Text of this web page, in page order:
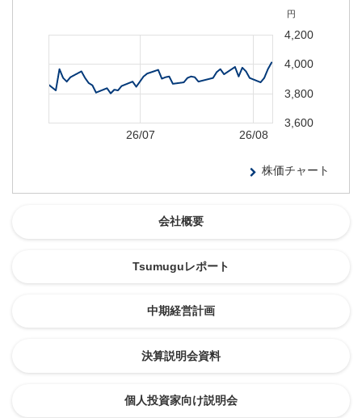
会社概要
Tsumuguレポート
中期経営計画
決算説明会資料
個人投資家向け説明会